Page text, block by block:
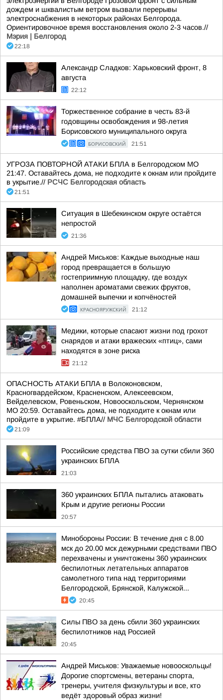
дождем и шквалистым ветром вызвали перерывы
электроснабжения в некоторых районах Белгорода.
Ориентировочное время восстановления около 2-3 часов.//
Мэрия | Белгород
22:18
Александр Сладков: Харьковский фронт, 8
августа
22:12
Торжественное собрание в честь 83-й
годовщины освобождения и 98-летия
Борисовского муниципального округа
БОРИСОВСКИЙ 21:51
УГРОЗА ПОВТОРНОЙ АТАКИ БПЛА в Белгородском МО
21:47. Оставайтесь дома, не подходите к окнам или пройдите
в укрытие.// РСЧС Белгородская область
21:51
Ситуация в Шебекинском округе остаётся
непростой
21:36
Андрей Миськов: Каждые выходные наш
город превращается в большую
гостеприимную площадку, где воздух
наполнен ароматами свежих фруктов,
домашней выпечки и копчёностей
КРАСНОЯРУЖСКИЙ 21:12
Медики, которые спасают жизни под грохот
снарядов и атаки вражеских «птиц», сами
находятся в зоне риска
21:12
ОПАСНОСТЬ АТАКИ БПЛА в Волоконовском,
Красногвардейском, Красненском, Алексеевском,
Вейделевском, Ровеньском, Новооскольском, Чернянском
МО 20:59. Оставайтесь дома, не подходите к окнам или
пройдите в укрытие. #БПЛА// МЧС Белгородской области
21:09
Российские средства ПВО за сутки сбили 360
украинских БПЛА
21:03
360 украинских БПЛА пытались атаковать
Крым и другие регионы России
20:57
Минобороны России: В течение дня с 8.00
мск до 20.00 мск дежурными средствами ПВО
перехвачены и уничтожены 360 украинских
беспилотных летательных аппаратов
самолетного типа над территориями
Белгородской, Брянской, Калужской...
20:45
Силы ПВО за день сбили 360 украинских
беспилотников над Россией
20:45
Андрей Миськов: Уважаемые новооскольцы!
Дорогие спортсмены, ветераны спорта,
тренеры, учителя физкультуры и все, кто
ведёт здоровый образ жизни!